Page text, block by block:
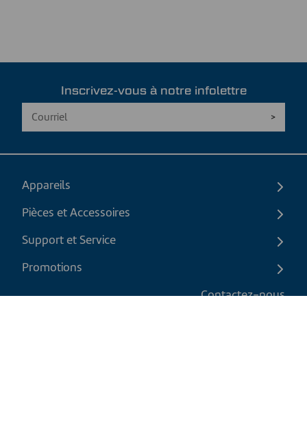
Inscrivez-vous à notre infolettre
Appareils
Pièces et Accessoires
Support et Service
Promotions
Contactez-nous